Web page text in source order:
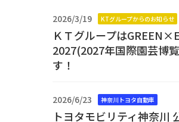
2026/3/19 KTグループからのお知らせ
ＫＴグループは
2027(2027年国際園芸博
す！
2026/6/23 神奈川トヨタ自動車
トヨタモビリティ神奈川